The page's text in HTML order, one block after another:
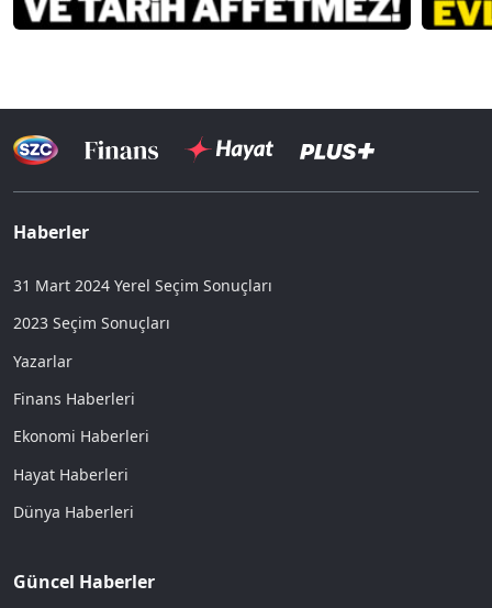
Haberler
31 Mart 2024 Yerel Seçim Sonuçları
2023 Seçim Sonuçları
Yazarlar
Finans Haberleri
Ekonomi Haberleri
Hayat Haberleri
Dünya Haberleri
Güncel Haberler